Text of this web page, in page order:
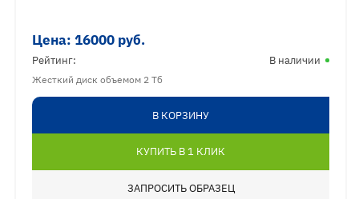
Цена: 16000 руб.
Рейтинг: В наличии
Жесткий диск объемом 2 Тб
В КОРЗИНУ
КУПИТЬ В 1 КЛИК
ЗАПРОСИТЬ ОБРАЗЕЦ